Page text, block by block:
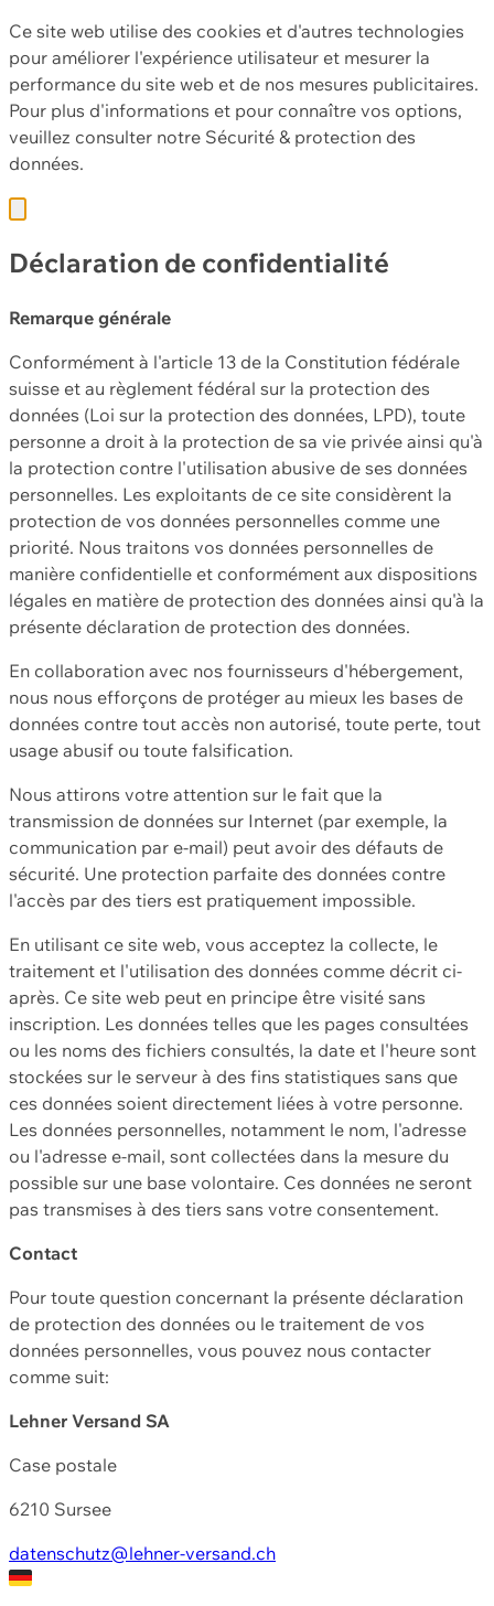
Ce site web utilise des cookies et d'autres technologies
pour améliorer l'expérience utilisateur et mesurer la
performance du site web et de nos mesures publicitaires.
Pour plus d'informations et pour connaître vos options,
veuillez consulter notre Sécurité & protection des
données.
Déclaration de confidentialité
Remarque générale
Conformément à l'article 13 de la Constitution fédérale
suisse et au règlement fédéral sur la protection des
données (Loi sur la protection des données, LPD), toute
personne a droit à la protection de sa vie privée ainsi qu'à
la protection contre l'utilisation abusive de ses données
personnelles. Les exploitants de ce site considèrent la
protection de vos données personnelles comme une
priorité. Nous traitons vos données personnelles de
manière confidentielle et conformément aux dispositions
légales en matière de protection des données ainsi qu'à la
présente déclaration de protection des données.
En collaboration avec nos fournisseurs d'hébergement,
nous nous efforçons de protéger au mieux les bases de
données contre tout accès non autorisé, toute perte, tout
usage abusif ou toute falsification.
Nous attirons votre attention sur le fait que la
transmission de données sur Internet (par exemple, la
communication par e-mail) peut avoir des défauts de
sécurité. Une protection parfaite des données contre
l'accès par des tiers est pratiquement impossible.
En utilisant ce site web, vous acceptez la collecte, le
traitement et l'utilisation des données comme décrit ci-
après. Ce site web peut en principe être visité sans
inscription. Les données telles que les pages consultées
ou les noms des fichiers consultés, la date et l'heure sont
stockées sur le serveur à des fins statistiques sans que
ces données soient directement liées à votre personne.
Les données personnelles, notamment le nom, l'adresse
ou l'adresse e-mail, sont collectées dans la mesure du
possible sur une base volontaire. Ces données ne seront
pas transmises à des tiers sans votre consentement.
Contact
Pour toute question concernant la présente déclaration
de protection des données ou le traitement de vos
données personnelles, vous pouvez nous contacter
comme suit:
Lehner Versand SA
Case postale
6210 Sursee
datenschutz@lehner-versand.ch